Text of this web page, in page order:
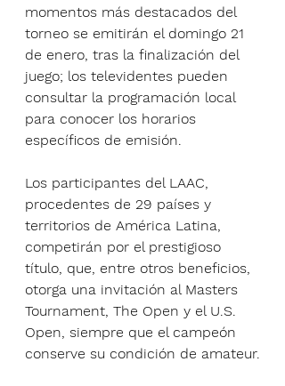
momentos más destacados del
torneo se emitirán el domingo 21
de enero, tras la finalización del
juego; los televidentes pueden
consultar la programación local
para conocer los horarios
específicos de emisión.
Los participantes del LAAC,
procedentes de 29 países y
territorios de América Latina,
competirán por el prestigioso
título, que, entre otros beneficios,
otorga una invitación al Masters
Tournament, The Open y el U.S.
Open, siempre que el campeón
conserve su condición de amateur.